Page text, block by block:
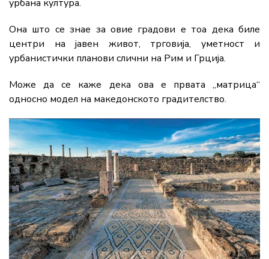
урбана култура.
Она што се знае за овие градови е тоа дека биле
центри на јавен живот, трговија, уметност и
урбанистички планови слични на Рим и Грција.
Може да се каже дека ова е првата „матрица“
односно модел на македонското градителство.